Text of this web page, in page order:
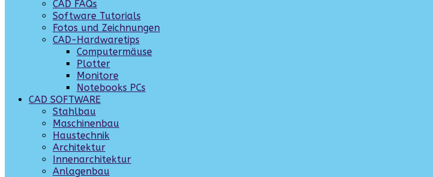
CAD FAQs
Software Tutorials
Fotos und Zeichnungen
CAD-Hardwaretips
Computermäuse
Plotter
Monitore
Notebooks PCs
CAD SOFTWARE
Stahlbau
Maschinenbau
Haustechnik
Architektur
Innenarchitektur
Anlagenbau